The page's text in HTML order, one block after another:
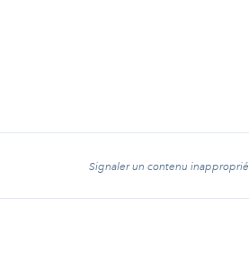
Signaler un contenu inapproprié